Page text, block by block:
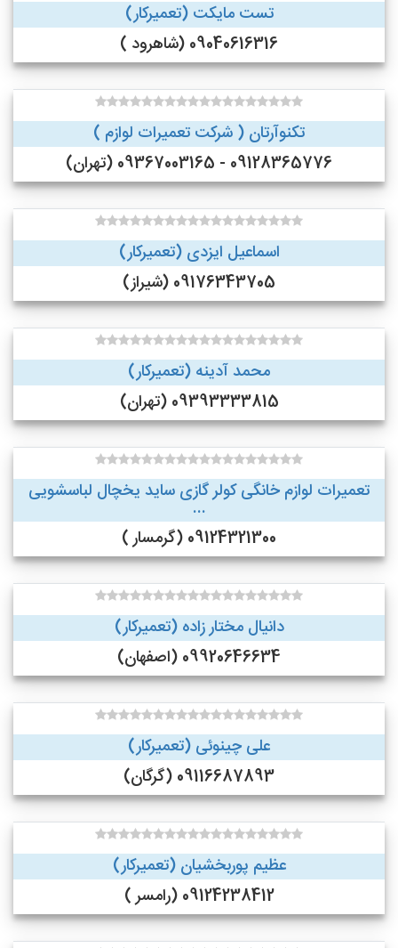
تست مایکت (تعمیرکار)
09040616316 (شاهرود )
تکنوآرتان ( شرکت تعمیرات لوازم )
09128365776 - 09367003165 (تهران)
اسماعیل ایزدی (تعمیرکار)
09176343705 (شیراز)
محمد آدینه (تعمیرکار)
09393333815 (تهران)
تعمیرات لوازم خانگی کولر گازی ساید یخچال لباسشویی
...
09124321300 (گرمسار )
دانیال مختار زاده (تعمیرکار)
09920646634 (اصفهان)
علی چینوئی (تعمیرکار)
09116687893 (گرگان)
عظیم پوربخشیان (تعمیرکار)
09124238412 (رامسر )